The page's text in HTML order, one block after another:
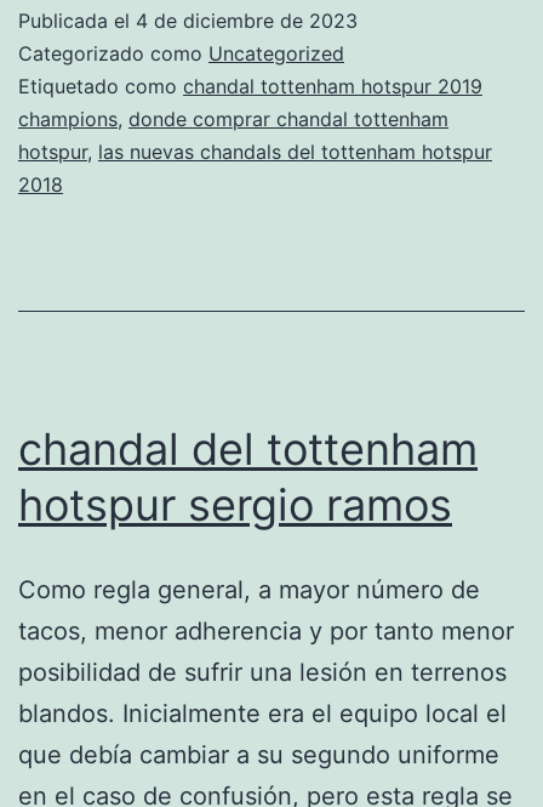
hotspur
2020
Publicada el 4 de diciembre de 2023
Categorizado como Uncategorized
Etiquetado como chandal tottenham hotspur 2019
champions, donde comprar chandal tottenham
hotspur, las nuevas chandals del tottenham hotspur
2018
chandal del tottenham
hotspur sergio ramos
Como regla general, a mayor número de
tacos, menor adherencia y por tanto menor
posibilidad de sufrir una lesión en terrenos
blandos. Inicialmente era el equipo local el
que debía cambiar a su segundo uniforme
en el caso de confusión, pero esta regla se